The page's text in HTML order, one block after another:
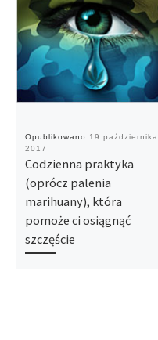
Opublikowano
19 października
2017
Codzienna praktyka
(oprócz palenia
marihuany), która
pomoże ci osiągnąć
szczęście